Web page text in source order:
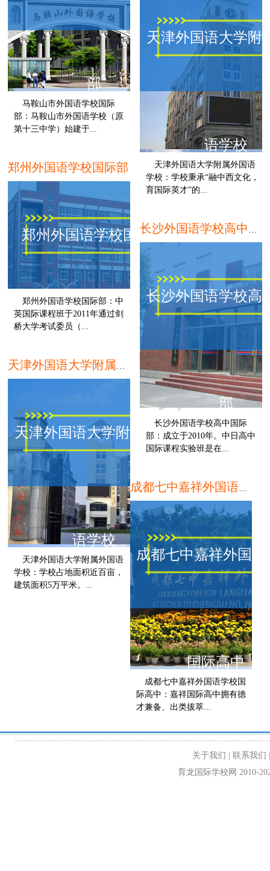
部
马鞍山市外国语学校国际
部：马鞍山市外国语学校（原
第十三中学）始建于...
马鞍山
天津外国语大学附
语学校
天津外国语大学附属外国语
学校：学校秉承“融中西文化，
育国际英才”的...
郑州外国语学校国际部
郑州外国语学校国际部
郑州外国语学校国际部：中
英国际课程班于2011年通过剑
桥大学考试委员（...
郑州
长沙外国语学校高
部
长沙外国语学校高中国际
部：成立于2010年。中日高中
国际课程实验班是在...
天津外国语大学附属外国
语学校
天津外国语大学附属外国语
学校：学校占地面积近百亩，
建筑面积5万平米。...
天津
成都七中嘉祥外国语学校国际高中
成都七中嘉祥外国语
国际高中
成都七中嘉祥外国语学校国
际高中：嘉祥国际高中拥有德
才兼备、出类拔萃...
关于我们 | 联系我们
育龙国际学校网 2010-